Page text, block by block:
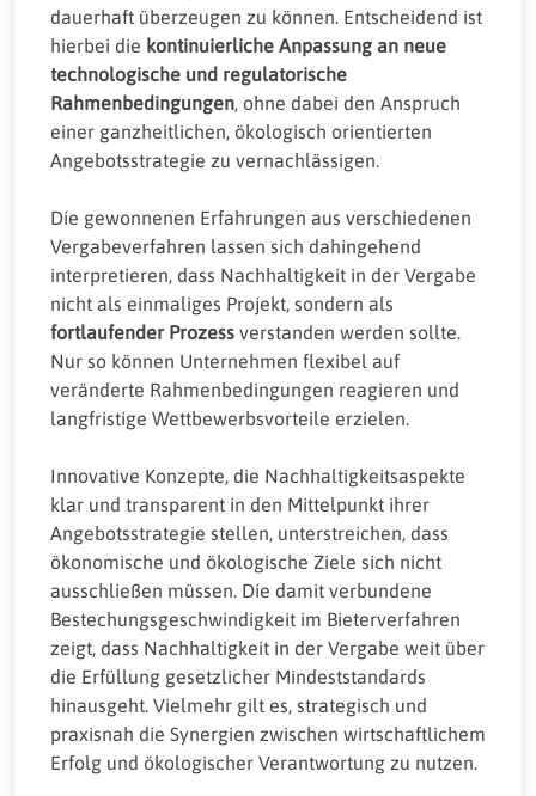
dauerhaft überzeugen zu können. Entscheidend ist
hierbei die kontinuierliche Anpassung an neue
technologische und regulatorische
Rahmenbedingungen, ohne dabei den Anspruch
einer ganzheitlichen, ökologisch orientierten
Angebotsstrategie zu vernachlässigen.
Die gewonnenen Erfahrungen aus verschiedenen
Vergabeverfahren lassen sich dahingehend
interpretieren, dass Nachhaltigkeit in der Vergabe
nicht als einmaliges Projekt, sondern als
fortlaufender Prozess verstanden werden sollte.
Nur so können Unternehmen flexibel auf
veränderte Rahmenbedingungen reagieren und
langfristige Wettbewerbsvorteile erzielen.
Innovative Konzepte, die Nachhaltigkeitsaspekte
klar und transparent in den Mittelpunkt ihrer
Angebotsstrategie stellen, unterstreichen, dass
ökonomische und ökologische Ziele sich nicht
ausschließen müssen. Die damit verbundene
Bestechungsgeschwindigkeit im Bieterverfahren
zeigt, dass Nachhaltigkeit in der Vergabe weit über
die Erfüllung gesetzlicher Mindeststandards
hinausgeht. Vielmehr gilt es, strategisch und
praxisnah die Synergien zwischen wirtschaftlichem
Erfolg und ökologischer Verantwortung zu nutzen.